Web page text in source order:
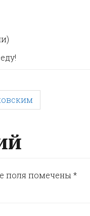
поля помечены *